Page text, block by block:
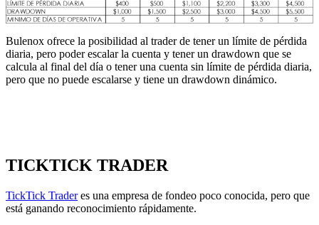
Bulenox ofrece la posibilidad al trader de tener un límite de pérdida
diaria, pero poder escalar la cuenta y tener un drawdown que se
calcula al final del día o tener una cuenta sin límite de pérdida diaria,
pero que no puede escalarse y tiene un drawdown dinámico.
TICKTICK TRADER
TickTick Traderes una empresa de fondeo poco conocida, pero que
está ganando reconocimiento rápidamente.